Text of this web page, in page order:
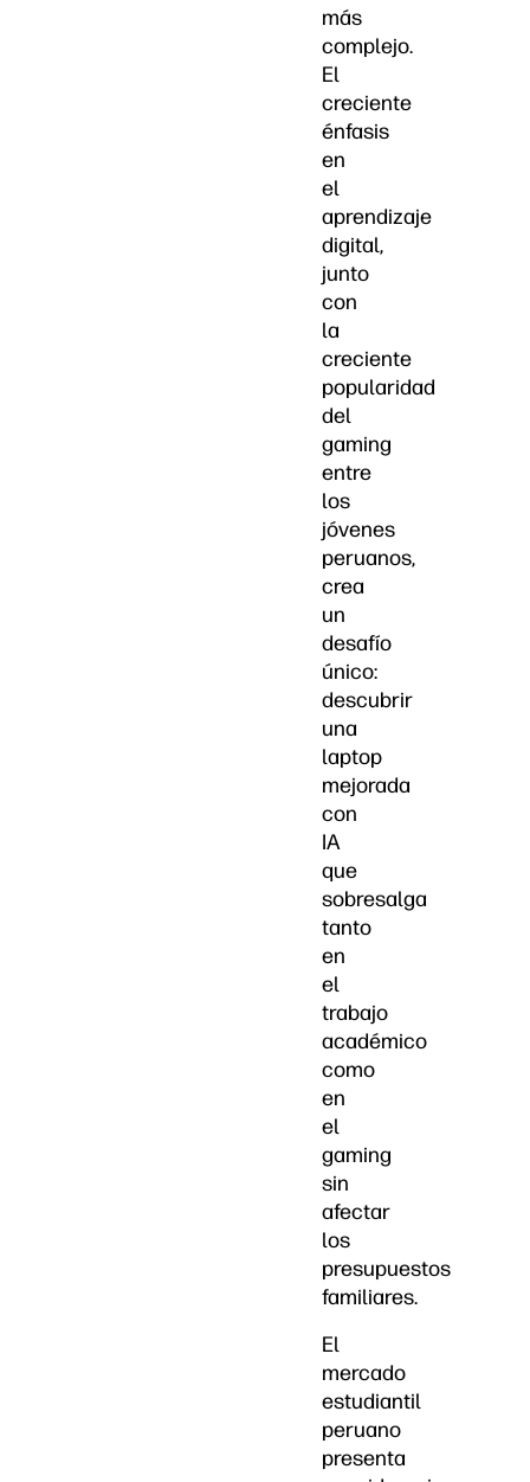
más
complejo.
El
creciente
énfasis
en
el
aprendizaje
digital,
junto
con
la
creciente
popularidad
del
gaming
entre
los
jóvenes
peruanos,
crea
un
desafío
único:
descubrir
una
laptop
mejorada
con
IA
que
sobresalga
tanto
en
el
trabajo
académico
como
en
el
gaming
sin
afectar
los
presupuestos
familiares.
El
mercado
estudiantil
peruano
presenta